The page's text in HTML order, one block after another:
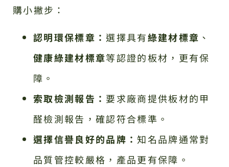
購小撇步：
認明環保標章：選擇具有綠建材標章 、
健康綠建材標章等認證的板材，更有保
障。
索取檢測報告： 要求廠商提供板材的甲
醛檢測報告，確認符合標準。
選擇信譽良好的品牌：知名品牌通常對
品質管控較嚴格，產品更有保障。